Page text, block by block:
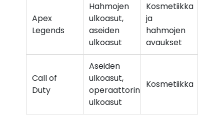
Apex
Legends
Hahmojen
ulkoasut,
aseiden
ulkoasut
Kosmetiikka
ja
hahmojen
avaukset
Call of
Duty
Aseiden
ulkoasut,
operaattorin
ulkoasut
Kosmetiikka